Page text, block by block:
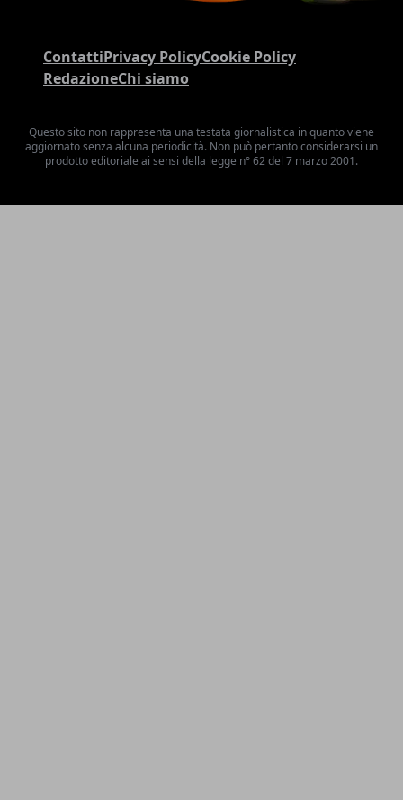
ContattiPrivacy PolicyCookie Policy
RedazioneChi siamo
Questo sito non rappresenta una testata giornalistica in quanto viene
aggiornato senza alcuna periodicità. Non può pertanto considerarsi un
prodotto editoriale ai sensi della legge n° 62 del 7 marzo 2001.